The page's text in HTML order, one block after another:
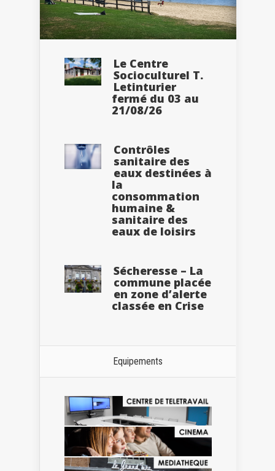
Le Centre
Socioculturel T.
Letinturier
fermé du 03 au
21/08/26
Contrôles
sanitaire des
eaux destinées à
la
consommation
humaine &
sanitaire des
eaux de loisirs
Sécheresse – La
commune placée
en zone d’alerte
classée en Crise
Equipements